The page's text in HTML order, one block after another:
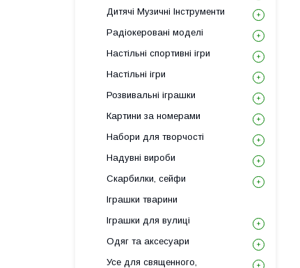
Дитячі Музичні Інструменти
Радіокеровані моделі
Настільні спортивні ігри
Настільні ігри
Розвивальні іграшки
Картини за номерами
Набори для творчості
Надувні вироби
Скарбилки, сейфи
Іграшки тварини
Іграшки для вулиці
Одяг та аксесуари
Усе для священного,